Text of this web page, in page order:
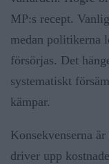
MP:s recept.
medan politikerna
försörjas. Det
systematiskt
kämpar.
Konsekvenserna
driver upp